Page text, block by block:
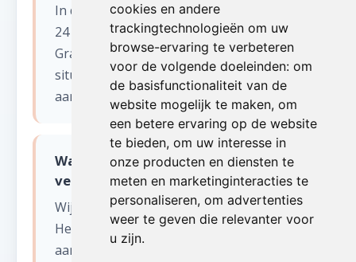
cookies en andere
trackingtechnologieën om uw
browse-ervaring te verbeteren
voor de volgende doeleinden: om
de basisfunctionaliteit van de
website mogelijk te maken, om
een betere ervaring op de website
te bieden, om uw interesse in
onze producten en diensten te
meten en marketinginteracties te
personaliseren, om advertenties
weer te geven die relevanter voor
u zijn.
In de meeste gevallen kunnen wij binnen
24 tot 48 uur starten in Matagne-La-
Grande (Namen). Voor dringende
situaties bieden wij ook een spoedservice
aan, zelfs in het weekend.
Wat gebeurt er met de spullen na
verhuizen?
Wij sorteren alles zorgvuldig.
Herbruikbare items worden gedoneerd
aan kringloopwinkels en goede doelen in